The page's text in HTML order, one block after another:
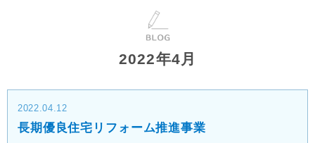
2022年4月
2022.04.12
長期優良住宅リフォーム推進事業